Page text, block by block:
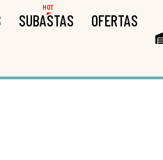
SUBASTAS
HOT
OFERTAS